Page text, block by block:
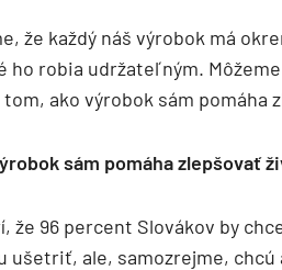
že každý náš výrobok má
ho robia udržateľným.
ako výrobok sám
sám pomáha zlepšovať
že 96 percent Slovákov by
ušetriť, ale, samozrejme,